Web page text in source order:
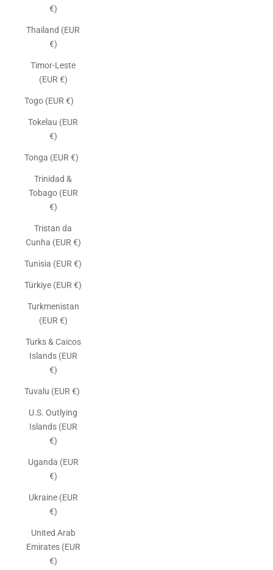
€)
Thailand (EUR
€)
Timor-Leste
(EUR €)
Togo (EUR €)
Tokelau (EUR
€)
Tonga (EUR €)
Trinidad &
Tobago (EUR
€)
Tristan da
Cunha (EUR €)
Tunisia (EUR €)
Türkiye (EUR €)
Turkmenistan
(EUR €)
Turks & Caicos
Islands (EUR
€)
Tuvalu (EUR €)
U.S. Outlying
Islands (EUR
€)
Uganda (EUR
€)
Ukraine (EUR
€)
United Arab
Emirates (EUR
€)